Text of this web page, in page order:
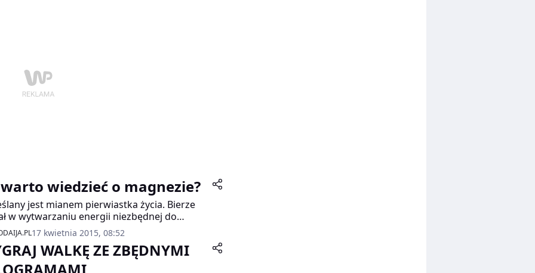
warto wiedzieć o magnezie?
jest mianem pierwiastka życia. Bierze
w wytwarzaniu energii niezbędnej do
funkcjonowania wszystkich
naszego organizmu. Ile go
jak go dawkować i jakie objawy
budzić nasz niepokój? Odpowiedzi
17 kwietnia 2015, 08:52
WALKĘ ZE ZBĘDNYMI